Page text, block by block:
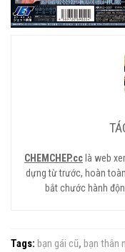
CHEMCHEP.cc là web
dựng từ trước, hoàn
bắt chước hành
Tags: bạn gái cũ, bạn thân